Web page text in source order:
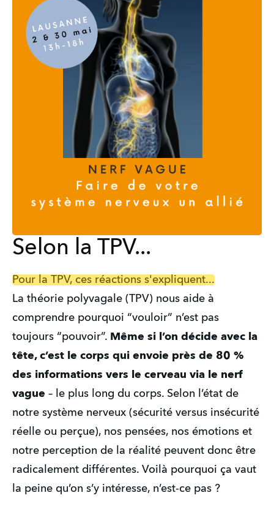
Selon la TPV...
Pour la TPV, ces réactions s'expliquent...
La théorie polyvagale (TPV) nous aide à
comprendre pourquoi “vouloir” n’est pas
toujours “pouvoir”. Même si l’on décide avec la
tête, c’est le corps qui envoie près de 80 %
des informations vers le cerveau via le nerf
vague – le plus long du corps. Selon l’état de
notre système nerveux (sécurité versus insécurité
réelle ou perçue), nos pensées, nos émotions et
notre perception de la réalité peuvent donc être
radicalement différentes. Voilà pourquoi ça vaut
la peine qu’on s’y intéresse, n’est-ce pas ?